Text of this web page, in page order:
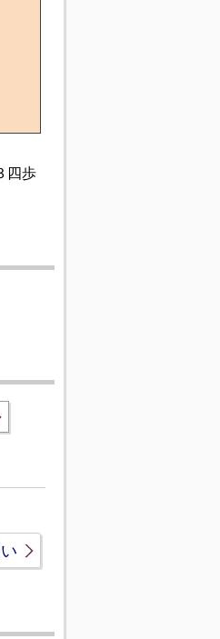
四歩